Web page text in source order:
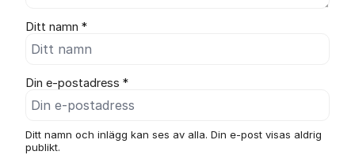
Ditt namn *
Din e-postadress *
Ditt namn och inlägg kan ses av alla. Din e-post visas aldrig
publikt.